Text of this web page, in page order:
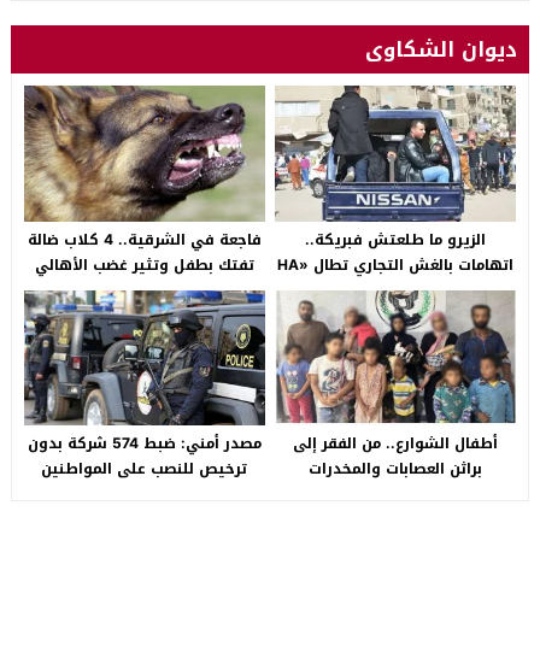
ديوان الشكاوى
الزيرو ما طلعتش فبريكة..
اتهامات بالغش التجاري تطال «HA
Auto التجمع».. شكوى شراء
سيارة بـ3 ملايين جنيه تفجّر الأزمة
فاجعة في الشرقية.. 4 كلاب ضالة
تفتك بطفل وتثير غضب الأهالي
بالصالحية الجديدة
أطفال الشوارع.. من الفقر إلى
براثن العصابات والمخدرات
مصدر أمني: ضبط 574 شركة بدون
ترخيص للنصب على المواطنين